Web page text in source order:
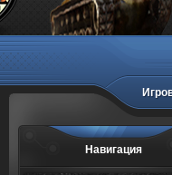
Навигация